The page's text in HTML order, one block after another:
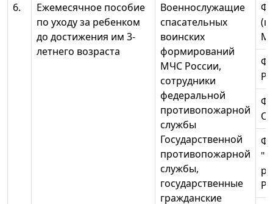
6.
Ежемесячное пособие
по уходу за ребенком
до достижения им 3-
летнего возраста
Военнослужащие
спасательных
воинских
формирований
МЧС России,
сотрудники
федеральной
противопожарной
службы
Государственной
противопожарной
службы,
государственные
гражданские